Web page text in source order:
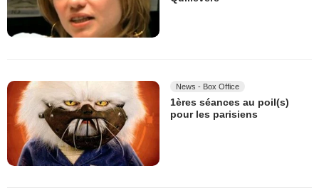
News - Box Office
1ères séances au poil(s)
pour les parisiens